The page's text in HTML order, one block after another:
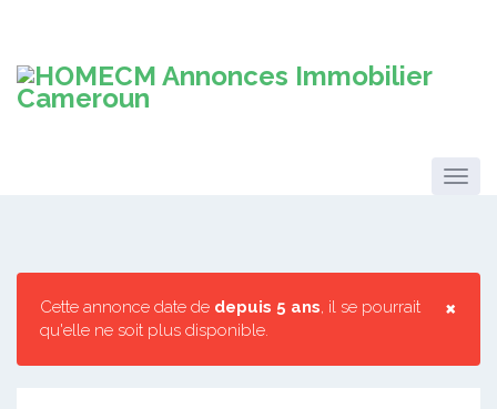
×
Cette annonce date de depuis 5 ans, il se pourrait
qu'elle ne soit plus disponible.